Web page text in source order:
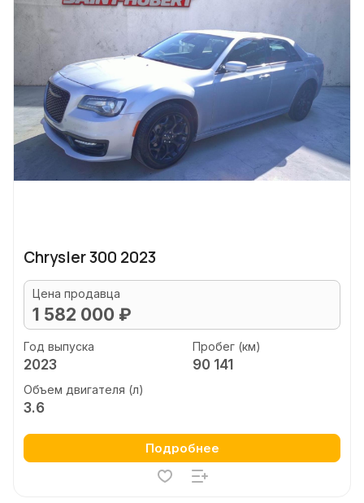
Chrysler 300 2023
Цена продавца
1 582 000 ₽
Год выпуска
2023
Пробег (км)
90 141
Объем двигателя (л)
3.6
Подробнее